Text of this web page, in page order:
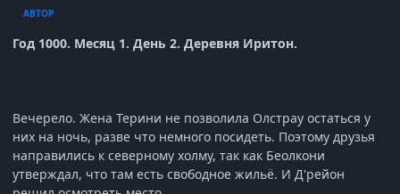
АВТОР
Год 1000. Месяц 1. День 2. Деревня Иритон.
Вечерело. Жена Терини не позволила Олстрау остаться у
них на ночь, разве что немного посидеть. Поэтому друзья
направились к северному холму, так как Беолкони
утверждал, что там есть свободное жильё. И Д'рейон